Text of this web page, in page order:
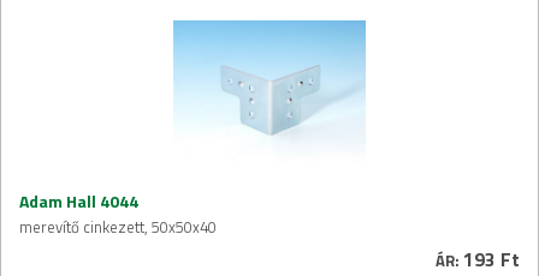
Adam Hall 4044
merevítő cinkezett, 50x50x40
ÁR: 193 Ft